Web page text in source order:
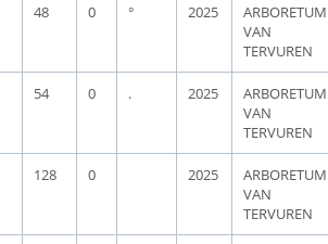
48 0 ° 2025
ARBORETUM
VAN
TERVUREN
54 0 . 2025
ARBORETUM
VAN
TERVUREN
128 0 2025
ARBORETUM
VAN
TERVUREN